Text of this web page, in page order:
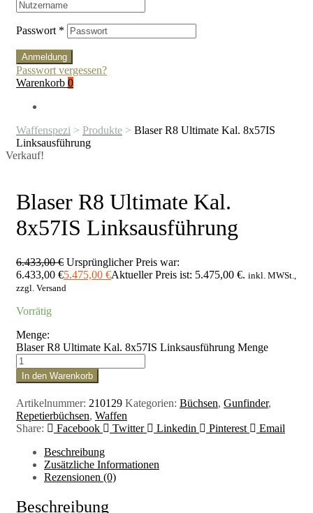
Passwort *
Anmeldung
Passwort vergessen?
Warenkorb 0
Waffenspezi > Produkte > Blaser R8 Ultimate Kal. 8x57IS
Linksausführung
Verkauf!
Blaser R8 Ultimate Kal.
8x57IS Linksausführung
6.433,00€ Ursprünglicher Preis war:
6.433,00 €5.475,00 €Aktueller Preis ist: 5.475,00 €. inkl. MWSt.,
zzgl. Versand
Vorrätig
Menge:
Blaser R8 Ultimate Kal. 8x57IS Linksausführung Menge
In den Warenkorb
Artikelnummer: 210129 Kategorien: Büchsen, Gunfinder,
Repetierbüchsen, Waffen
Share:
Facebook Twitter Linkedin Pinterest
Email
Beschreibung
Zusätzliche Informationen
Rezensionen (0)
Beschreibung